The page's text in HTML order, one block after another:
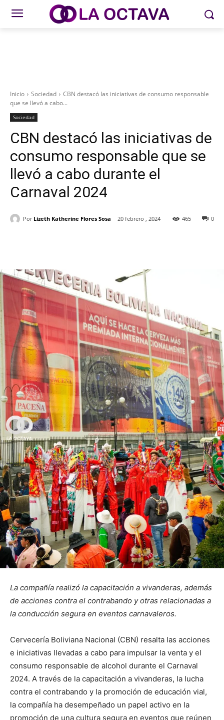
Inicio Sociedad
CBN destacó las iniciativas de consumo responsable
que se llevó a cabo...
Sociedad
CBN destacó las iniciativas de
consumo responsable que se
llevó a cabo durante el
Carnaval 2024
Por Lizeth Katherine Flores Sosa 20 febrero , 2024 0
465
La compañía realizó la capacitación a vivanderas, además
de acciones contra el contrabando y otras relacionadas a
la conducción segura en eventos carnavaleros.
Cervecería Boliviana Nacional (CBN) resalta las acciones
e iniciativas llevadas a cabo para impulsar la venta y el
consumo responsable de alcohol durante el Carnaval
2024. A través de la capacitación a vivanderas, la lucha
contra el contrabando y la promoción de educación vial,
la compañía ha desempeñado un papel activo en la
promoción de una cultura segura en eventos que reúnen